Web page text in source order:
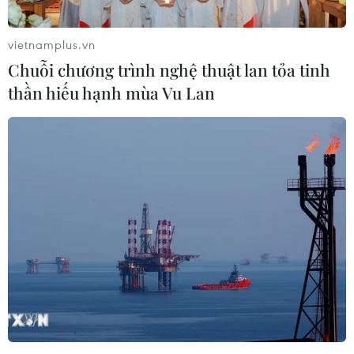
Xung đột Hamas-Israel: WHO quan ngại
Tổng giám đốc Tổ chức Y tế Thế giới Tedros Adhanom
Ghebreyesus nhấn mạnh cần phải có lệnh ngừng bắn
giữa Israel với Hamas, cũng như yêu cầu quyền tiếp
cận không bị cản trở đối với viện trợ quốc tế."
vietnamplus.vn
Chuỗi chương trình nghệ thuật lan tỏa tinh
thần hiếu hạnh mùa Vu Lan